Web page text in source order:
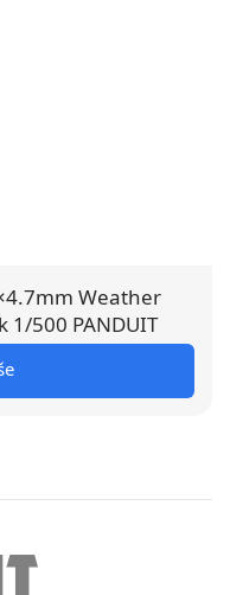
Weather
1/500 PANDUIT